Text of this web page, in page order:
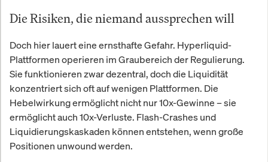
Die Risiken, die niemand aussprechen will
Doch hier lauert eine ernsthafte Gefahr. Hyperliquid-
Plattformen operieren im Graubereich der Regulierung.
Sie funktionieren zwar dezentral, doch die Liquidität
konzentriert sich oft auf wenigen Plattformen. Die
Hebelwirkung ermöglicht nicht nur 10x-Gewinne – sie
ermöglicht auch 10x-Verluste. Flash-Crashes und
Liquidierungskaskaden können entstehen, wenn große
Positionen unwound werden.